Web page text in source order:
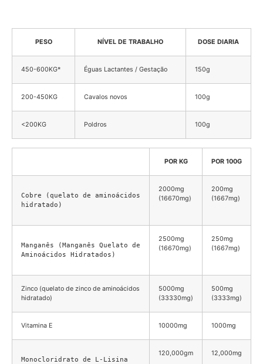
PESO NÍVEL DE TRABALHO DOSE DIARIA
450-600KG* Éguas Lactantes / Gestação 150g
200-450KG Cavalos novos 100g
<200KG Poldros 100g
POR KG POR 100G
Cobre (quelato de aminoácidos
hidratado)
2000mg
(16670mg)
200mg
(1667mg)
Manganês (Manganês Quelato de
Aminoácidos Hidratados)
2500mg
(16670mg)
250mg
(1667mg)
Zinco (quelato de zinco de aminoácidos
hidratado)
5000mg
(33330mg)
500mg
(3333mg)
Vitamina E 10000mg 1000mg
Monocloridrato de L-Lisina
120,000gm 12,000mg